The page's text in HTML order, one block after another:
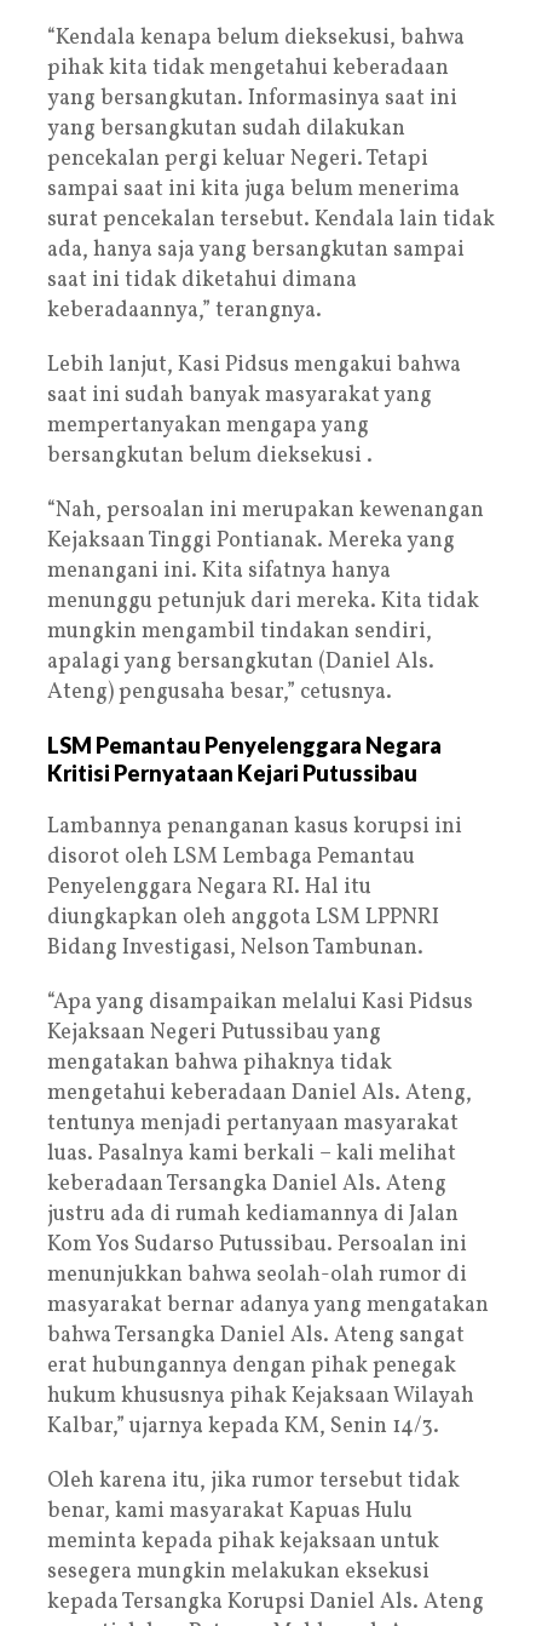
“Kendala kenapa belum dieksekusi, bahwa
pihak kita tidak mengetahui keberadaan
yang bersangkutan. Informasinya saat ini
yang bersangkutan sudah dilakukan
pencekalan pergi keluar Negeri. Tetapi
sampai saat ini kita juga belum menerima
surat pencekalan tersebut. Kendala lain tidak
ada, hanya saja yang bersangkutan sampai
saat ini tidak diketahui dimana
keberadaannya,” terangnya.
Lebih lanjut, Kasi Pidsus mengakui bahwa
saat ini sudah banyak masyarakat yang
mempertanyakan mengapa yang
bersangkutan belum dieksekusi .
“Nah, persoalan ini merupakan kewenangan
Kejaksaan Tinggi Pontianak. Mereka yang
menangani ini. Kita sifatnya hanya
menunggu petunjuk dari mereka. Kita tidak
mungkin mengambil tindakan sendiri,
apalagi yang bersangkutan (Daniel Als.
Ateng) pengusaha besar,” cetusnya.
LSM Pemantau Penyelenggara Negara
Kritisi Pernyataan Kejari Putussibau
Lambannya penanganan kasus korupsi ini
disorot oleh LSM Lembaga Pemantau
Penyelenggara Negara RI. Hal itu
diungkapkan oleh anggota LSM LPPNRI
Bidang Investigasi, Nelson Tambunan.
“Apa yang disampaikan melalui Kasi Pidsus
Kejaksaan Negeri Putussibau yang
mengatakan bahwa pihaknya tidak
mengetahui keberadaan Daniel Als. Ateng,
tentunya menjadi pertanyaan masyarakat
luas. Pasalnya kami berkali – kali melihat
keberadaan Tersangka Daniel Als. Ateng
justru ada di rumah kediamannya di Jalan
Kom Yos Sudarso Putussibau. Persoalan ini
menunjukkan bahwa seolah-olah rumor di
masyarakat bernar adanya yang mengatakan
bahwa Tersangka Daniel Als. Ateng sangat
erat hubungannya dengan pihak penegak
hukum khususnya pihak Kejaksaan Wilayah
Kalbar,” ujarnya kepada KM, Senin 14/3.
Oleh karena itu, jika rumor tersebut tidak
benar, kami masyarakat Kapuas Hulu
meminta kepada pihak kejaksaan untuk
sesegera mungkin melakukan eksekusi
kepada Tersangka Korupsi Daniel Als. Ateng